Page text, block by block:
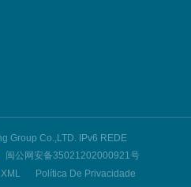
Group Co.,LTD. IPv6 REDE
闽公网安备35021202000921号
XML Política De Privacidade